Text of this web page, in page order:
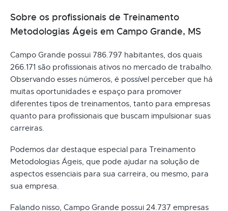
Sobre os profissionais de Treinamento
Metodologias Ágeis em Campo Grande, MS
Campo Grande possui 786.797 habitantes, dos quais
266.171 são profissionais ativos no mercado de trabalho.
Observando esses números, é possível perceber que há
muitas oportunidades e espaço para promover
diferentes tipos de treinamentos, tanto para empresas
quanto para profissionais que buscam impulsionar suas
carreiras.
Podemos dar destaque especial para Treinamento
Metodologias Ágeis, que pode ajudar na solução de
aspectos essenciais para sua carreira, ou mesmo, para
sua empresa.
Falando nisso, Campo Grande possui 24.737 empresas